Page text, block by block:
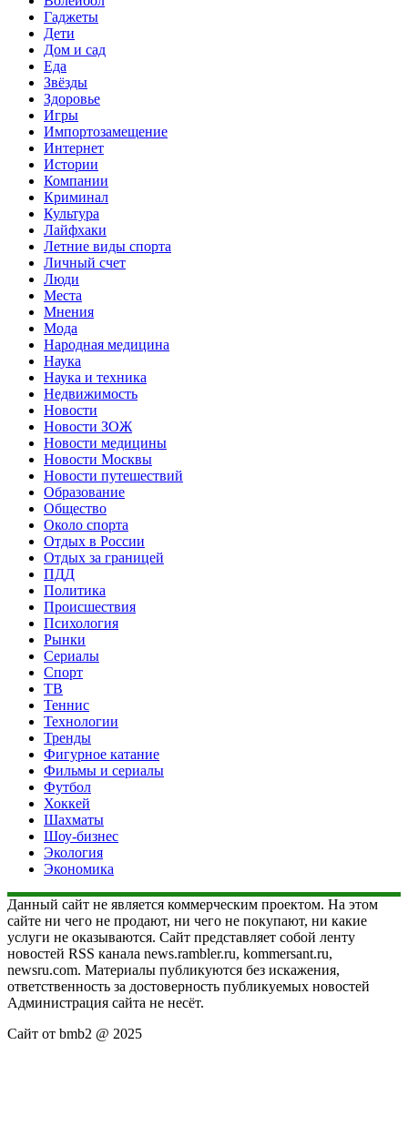
Гаджеты
Дети
Дом и сад
Еда
Звёзды
Здоровье
Игры
Импортозамещение
Интернет
Истории
Компании
Криминал
Культура
Лайфхаки
Летние виды спорта
Личный счет
Люди
Места
Мнения
Мода
Народная медицина
Наука
Наука и техника
Недвижимость
Новости
Новости ЗОЖ
Новости медицины
Новости Москвы
Новости путешествий
Образование
Общество
Около спорта
Отдых в России
Отдых за границей
ПДД
Политика
Происшествия
Психология
Рынки
Сериалы
Спорт
ТВ
Теннис
Технологии
Тренды
Фигурное катание
Фильмы и сериалы
Футбол
Хоккей
Шахматы
Шоу-бизнес
Экология
Экономика
Данный сайт не является коммерческим проектом. На этом
сайте ни чего не продают, ни чего не покупают, ни какие
услуги не оказываются. Сайт представляет собой ленту
новостей RSS канала news.rambler.ru, kommersant.ru,
newsru.com. Материалы публикуются без искажения,
ответственность за достоверность публикуемых новостей
Администрация сайта не несёт.
Сайт от bmb2 @ 2025